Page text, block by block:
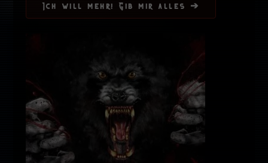
Ich will mehr! Gib mir alles ➔